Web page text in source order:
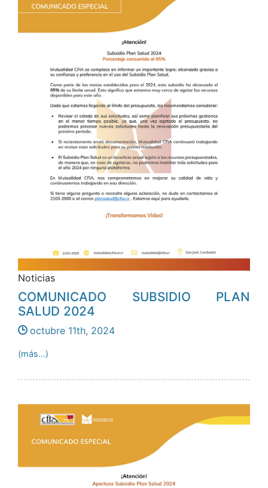
Noticias
COMUNICADO SUBSIDIO PLAN
SALUD 2024
octubre 11th, 2024
(más…)